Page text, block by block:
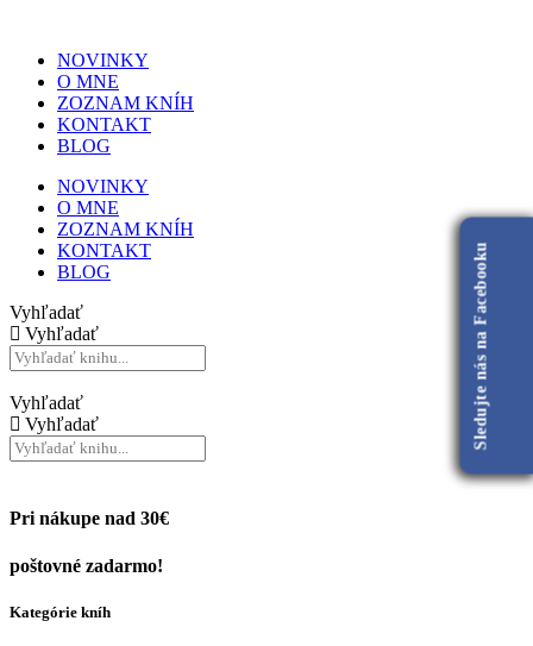
NOVINKY
O MNE
ZOZNAM KNÍH
KONTAKT
BLOG
NOVINKY
O MNE
ZOZNAM KNÍH
KONTAKT
BLOG
Vyhľadať
Vyhľadať
Vyhľadať
Vyhľadať
Pri nákupe nad 30€
poštovné zadarmo!
Kategórie kníh
Sledujte nás na Facebooku